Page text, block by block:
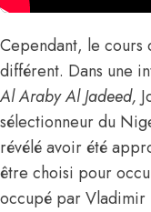
Cependant, le cours
différent. Dans une
Al Araby Al Jadeed,
sélectionneur du
révélé avoir été
être choisi pour
occupé par Vladimir